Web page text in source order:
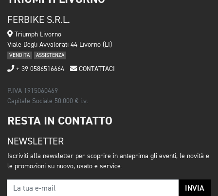
FERBIKE S.R.L.
Triumph Livorno
Viale Degli Avvalorati 44 Livorno (LI)
VENDITA ASSISTENZA
+ 39 0586516664 CONTATTACI
P.IVA 1915060469
Capitale Sociale 50.000 € i.v.
RESTA IN CONTATTO
NEWSLETTER
Iscriviti alla newsletter per scoprire in anteprima gli eventi, le novità e
le promozioni su nuovo, usato e service.
INVIA